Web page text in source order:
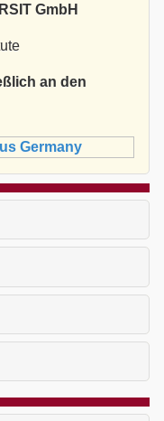
GmbH
an den